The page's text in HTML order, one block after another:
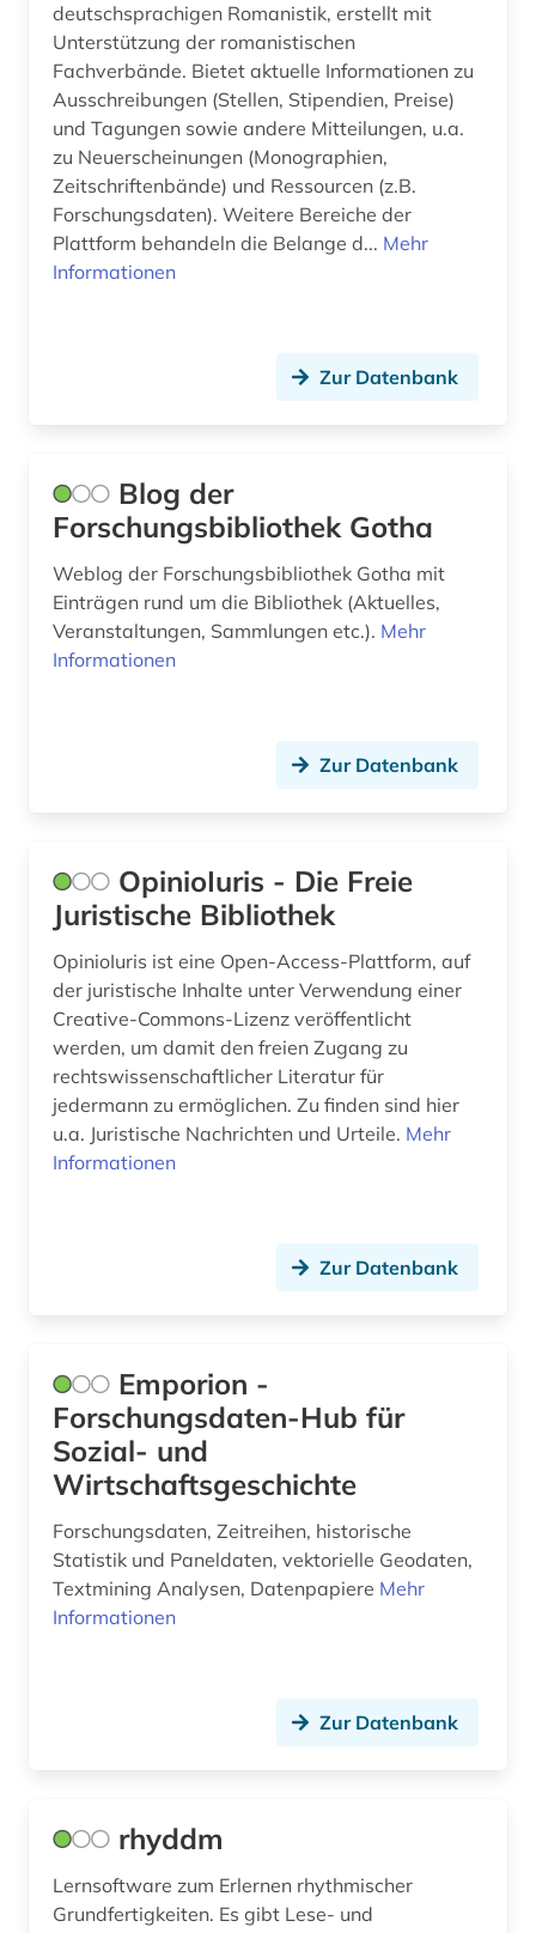
bautechnik (1)
bauteile (1)
bauwerk (2)
bauwesen (5)
bauwirtschaft (1)
bedrohte sprache (1)
behinderung (1)
behörde (2)
behörden (1)
beilegung (1)
belgienforschung (1)
belutschisch (1)
bengali (1)
benin (1)
beratung (1)
bergbau (4)
bericht (1)
berufliche bildung (1)
berufsanfang (1)
berufsbildung (1)
berufsfeld agrarwirtschaft (1)
bestandserhaltung (1)
deutschsprachigen Romanistik, erstellt mit
Unterstützung der romanistischen
Fachverbände. Bietet aktuelle Informationen zu
Ausschreibungen (Stellen, Stipendien, Preise)
und Tagungen sowie andere Mitteilungen, u.a.
zu Neuerscheinungen (Monographien,
Zeitschriftenbände) und Ressourcen (z.B.
Forschungsdaten). Weitere Bereiche der
Plattform behandeln die Belange d... Mehr
Informationen
Zur Datenbank
Blog der
Forschungsbibliothek Gotha
Weblog der Forschungsbibliothek Gotha mit
Einträgen rund um die Bibliothek (Aktuelles,
Veranstaltungen, Sammlungen etc.). Mehr
Informationen
Zur Datenbank
OpinioIuris - Die Freie
Juristische Bibliothek
OpinioIuris ist eine Open-Access-Plattform, auf
der juristische Inhalte unter Verwendung einer
Creative-Commons-Lizenz veröffentlicht
werden, um damit den freien Zugang zu
rechtswissenschaftlicher Literatur für
jedermann zu ermöglichen. Zu finden sind hier
u.a. Juristische Nachrichten und Urteile. Mehr
Informationen
Zur Datenbank
Emporion -
Forschungsdaten-Hub für
Sozial- und
Wirtschaftsgeschichte
Forschungsdaten, Zeitreihen, historische
Statistik und Paneldaten, vektorielle Geodaten,
Textmining Analysen, Datenpapiere Mehr
Informationen
Zur Datenbank
rhyddm
Lernsoftware zum Erlernen rhythmischer
Grundfertigkeiten. Es gibt Lese- und